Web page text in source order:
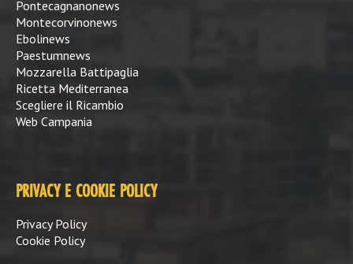
Pontecagnanonews
Montecorvinonews
Ebolinews
Paestumnews
Mozzarella Battipaglia
Ricetta Mediterranea
Scegliere il Ricambio
Web Campania
PRIVACY E COOKIE POLICY
Privacy Policy
Cookie Policy